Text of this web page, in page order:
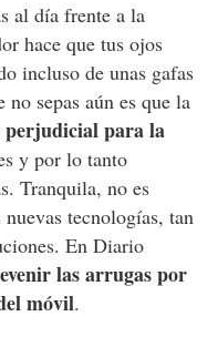
al día frente a la
hace que tus ojos
incluso de unas gafas
sepas aún es que la
perjudicial para la
y por lo tanto
Tranquila, no es
tecnologías, tan
En Diario
las arrugas por
móvil.